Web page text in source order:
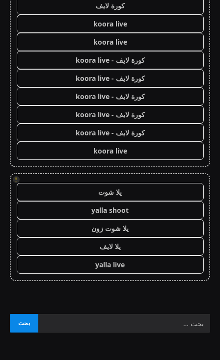
كورة لايف
koora live
koora live
كورة لايف - koora live
كورة لايف - koora live
كورة لايف - koora live
كورة لايف - koora live
كورة لايف - koora live
koora live
!
يلا شوت
yalla shoot
يلا شوت زون
يلا لايف
yalla live